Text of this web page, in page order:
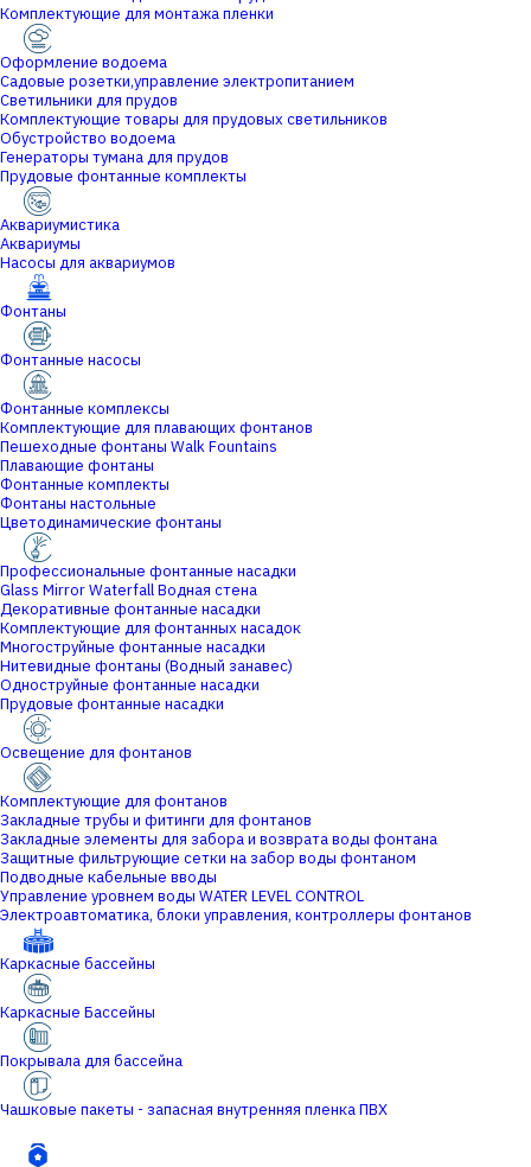
Комплектующие для монтажа пленки
Оформление водоема
Садовые розетки,управление электропитанием
Светильники для прудов
Комплектующие товары для прудовых светильников
Обустройство водоема
Генераторы тумана для прудов
Прудовые фонтанные комплекты
Аквариумистика
Аквариумы
Насосы для аквариумов
Фонтаны
Фонтанные насосы
Фонтанные комплексы
Комплектующие для плавающих фонтанов
Пешеходные фонтаны Walk Fountains
Плавающие фонтаны
Фонтанные комплекты
Фонтаны настольные
Цветодинамические фонтаны
Профессиональные фонтанные насадки
Glass Mirror Waterfall Водная стена
Декоративные фонтанные насадки
Комплектующие для фонтанных насадок
Многоструйные фонтанные насадки
Нитевидные фонтаны (Водный занавес)
Одноструйные фонтанные насадки
Прудовые фонтанные насадки
Освещение для фонтанов
Комплектующие для фонтанов
Закладные трубы и фитинги для фонтанов
Закладные элементы для забора и возврата воды фонтана
Защитные фильтрующие сетки на забор воды фонтаном
Подводные кабельные вводы
Управление уровнем воды WATER LEVEL CONTROL
Электроавтоматика, блоки управления, контроллеры фонтанов
Каркасные бассейны
Каркасные Бассейны
Покрывала для бассейна
Чашковые пакеты - запасная внутренняя пленка ПВХ